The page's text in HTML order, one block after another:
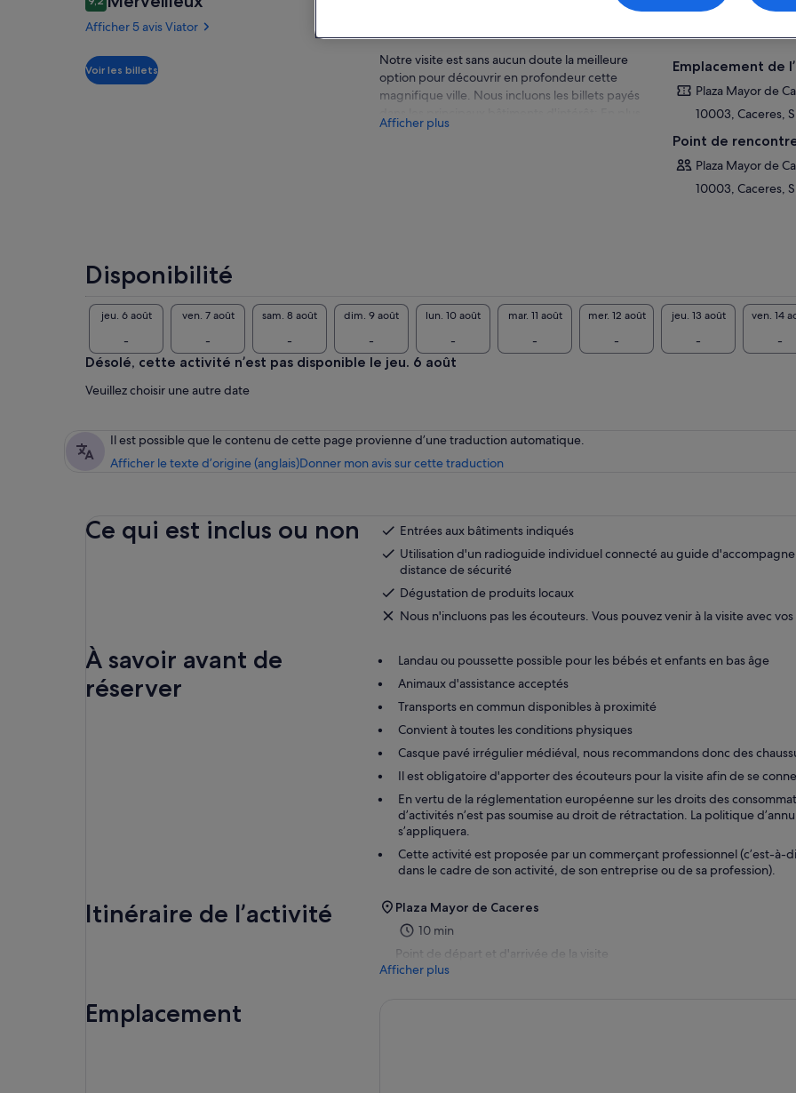
voyageurs
9,2 sur 10
Afficher 5 avis Viator
9.29.2 sur 10
Merveilleux
Voir les billets
Notre visite est sans aucun doute la meilleure
option pour découvrir en profondeur cette
magnifique ville. Nous incluons les billets payés
d'une bonne dégustation de produits locaux.
Afficher plus
Emplacement de
Plaza Mayor de
10003, Caceres,
Point de
Plaza Mayor de
10003, Caceres,
Disponibilité
jeu. 6 août
-
ven. 7 août
-
sam. 8 août
-
dim. 9 août
-
lun. 10 août
-
mar. 11 août
-
mer. 12 août
-
jeu. 13 août
-
ven. 14
-
Désolé, cette activité n’est pas disponible le jeu. 6 août
Veuillez choisir une autre date
Il est possible que le contenu de cette page provienne d’une traduction automatique.
Afficher le texte d’origine (anglais)Donner mon avis sur cette traductionS’ouvre
onglet.
Ce qui est inclus ou non
Entrées aux bâtiments indiqués
Utilisation d'un radioguide individuel connecté au guide
distance de sécurité
Dégustation de produits locaux
Nous n'incluons pas les écouteurs. Vous pouvez venir à la visite avec
À savoir avant de
réserver
Landau ou poussette possible pour les bébés et enfants en bas âge
Animaux d'assistance acceptés
Transports en commun disponibles à proximité
Convient à toutes les conditions physiques
Casque pavé irrégulier médiéval, nous recommandons donc des
Il est obligatoire d'apporter des écouteurs pour la visite afin de se
En vertu de la réglementation européenne sur les droits des
d’activités n’est pas soumise au droit de rétractation. La politique
s’appliquera.
Cette activité est proposée par un commerçant professionnel (c’est-à-
dans le cadre de son activité, de son entreprise ou de sa profession).
Itinéraire de l’activité
Plaza Mayor de Caceres
10 min
Point de départ et d'arrivée de la visite
Afficher plus
Emplacement